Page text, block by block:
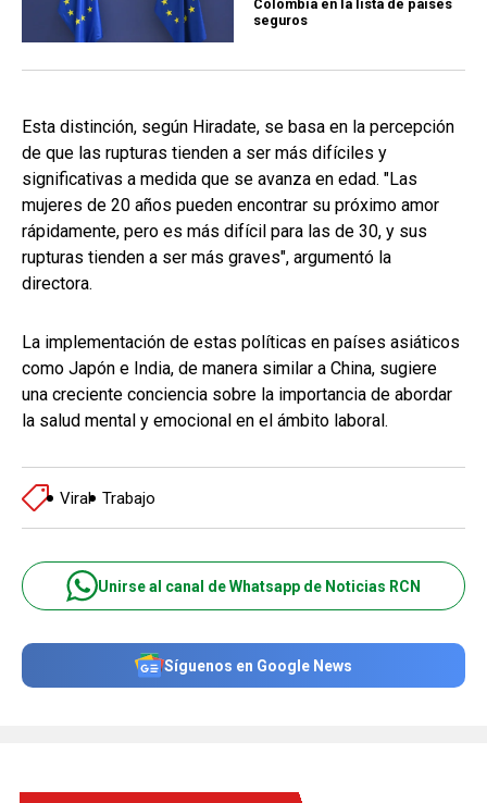
Colombia en la lista de países
seguros
Esta distinción, según Hiradate, se basa en la percepción
de que las rupturas tienden a ser más difíciles y
significativas a medida que se avanza en edad. "Las
mujeres de 20 años pueden encontrar su próximo amor
rápidamente, pero es más difícil para las de 30, y sus
rupturas tienden a ser más graves", argumentó la
directora.
La implementación de estas políticas en países asiáticos
como Japón e India, de manera similar a China, sugiere
una creciente conciencia sobre la importancia de abordar
la salud mental y emocional en el ámbito laboral.
Viral Trabajo
Unirse al canal de Whatsapp de Noticias RCN
Síguenos en Google News